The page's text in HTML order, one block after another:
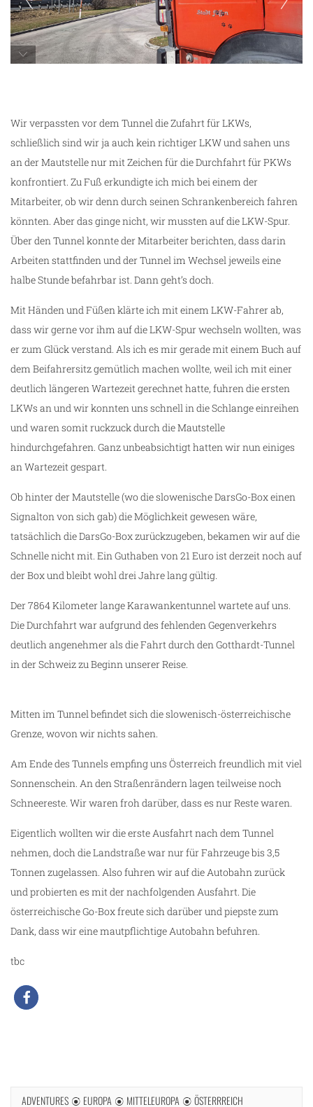
Wir verpassten vor dem Tunnel die Zufahrt für LKWs,
schließlich sind wir ja auch kein richtiger LKW und sahen uns
an der Mautstelle nur mit Zeichen für die Durchfahrt für PKWs
konfrontiert. Zu Fuß erkundigte ich mich bei einem der
Mitarbeiter, ob wir denn durch seinen Schrankenbereich fahren
könnten. Aber das ginge nicht, wir mussten auf die LKW-Spur.
Über den Tunnel konnte der Mitarbeiter berichten, dass darin
Arbeiten stattfinden und der Tunnel im Wechsel jeweils eine
halbe Stunde befahrbar ist. Dann geht’s doch.
Mit Händen und Füßen klärte ich mit einem LKW-Fahrer ab,
dass wir gerne vor ihm auf die LKW-Spur wechseln wollten, was
er zum Glück verstand. Als ich es mir gerade mit einem Buch auf
dem Beifahrersitz gemütlich machen wollte, weil ich mit einer
deutlich längeren Wartezeit gerechnet hatte, fuhren die ersten
LKWs an und wir konnten uns schnell in die Schlange einreihen
und waren somit ruckzuck durch die Mautstelle
hindurchgefahren. Ganz unbeabsichtigt hatten wir nun einiges
an Wartezeit gespart.
Ob hinter der Mautstelle (wo die slowenische DarsGo-Box einen
Signalton von sich gab) die Möglichkeit gewesen wäre,
tatsächlich die DarsGo-Box zurückzugeben, bekamen wir auf die
Schnelle nicht mit. Ein Guthaben von 21 Euro ist derzeit noch auf
der Box und bleibt wohl drei Jahre lang gültig.
Der 7864 Kilometer lange Karawankentunnel wartete auf uns.
Die Durchfahrt war aufgrund des fehlenden Gegenverkehrs
deutlich angenehmer als die Fahrt durch den Gotthardt-Tunnel
in der Schweiz zu Beginn unserer Reise.
Mitten im Tunnel befindet sich die slowenisch-österreichische
Grenze, wovon wir nichts sahen.
Am Ende des Tunnels empfing uns Österreich freundlich mit viel
Sonnenschein. An den Straßenrändern lagen teilweise noch
Schneereste. Wir waren froh darüber, dass es nur Reste waren.
Eigentlich wollten wir die erste Ausfahrt nach dem Tunnel
nehmen, doch die Landstraße war nur für Fahrzeuge bis 3,5
Tonnen zugelassen. Also fuhren wir auf die Autobahn zurück
und probierten es mit der nachfolgenden Ausfahrt. Die
österreichische Go-Box freute sich darüber und piepste zum
Dank, dass wir eine mautpflichtige Autobahn befuhren.
tbc
ADVENTURES EUROPA MITTELEUROPA ÖSTERRREICH